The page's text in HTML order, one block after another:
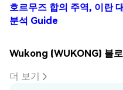
호르무즈 합의 주역, 이란
분석 Guide
Wukong (WUKONG) 블
더 보기